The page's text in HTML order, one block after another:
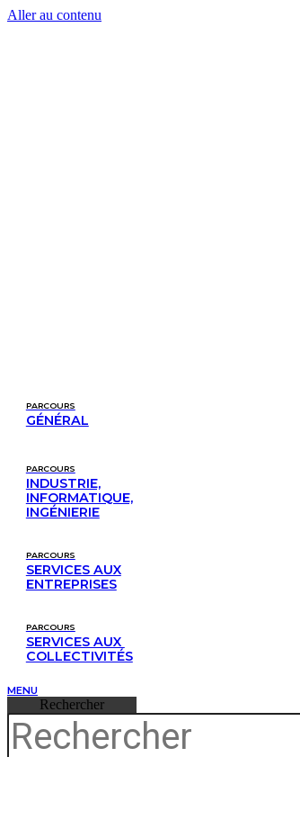
Aller au contenu
PARCOURS
GÉNÉRAL
PARCOURS
INDUSTRIE,
INFORMATIQUE,
INGÉNIERIE
PARCOURS
SERVICES AUX
ENTREPRISES
PARCOURS
SERVICES AUX
COLLECTIVITÉS
MENU
Rechercher